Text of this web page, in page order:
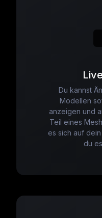
Du kannst
Modellen
anzeigen und
Teil eines
es sich auf
du